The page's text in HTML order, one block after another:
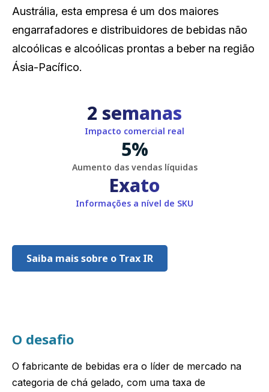
Austrália, esta empresa é um dos maiores
engarrafadores e distribuidores de bebidas não
alcoólicas e alcoólicas prontas a beber na região
Ásia-Pacífico.
2 semanas
Impacto comercial real
Aumento das vendas líquidas
5%
Exato
Informações a nível de SKU
Saiba mais sobre o Trax IR
O desafio
O fabricante de bebidas era o líder de mercado na
categoria de chá gelado, com uma taxa de